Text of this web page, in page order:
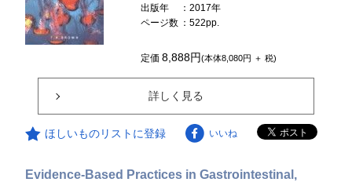
出版年
：2017年
ページ数 ：522pp.
定価8,888円(本体8,080円 ＋ 税)
詳しく見る
ほしいものリストに登録 いいね
Evidence-Based Practices in Gastrointestinal,